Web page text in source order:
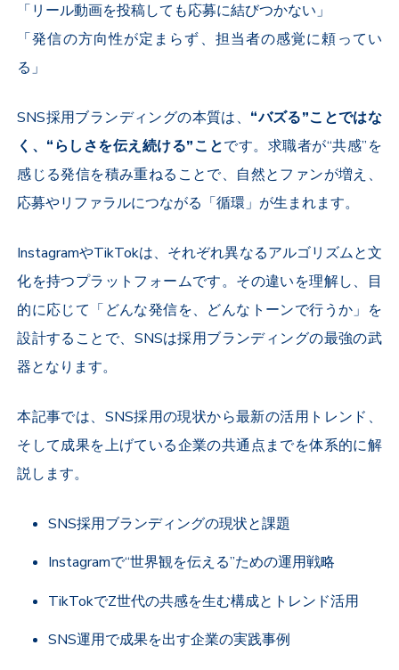
「リール動画を投稿しても応募に結びつかない」
「発信の方向性が定まらず、担当者の感覚に頼ってい
る」
SNS採用ブランディングの本質は、 “バズる”ことではな
く、“らしさを伝え続ける”ことです。求職者が“共感”を
感じる発信を積み重ねることで、自然とファンが増え、
応募やリファラルにつながる「循環」が生まれます。
InstagramやTikTokは、それぞれ異なるアルゴリズムと文
化を持つプラットフォームです。その違いを理解し、目
的に応じて「どんな発信を、どんなトーンで行うか」を
設計することで、 SNSは採用ブランディングの最強の武
器となります。
本記事では、 SNS採用の現状から最新の活用トレンド、
そして成果を上げている企業の共通点までを体系的に解
説します。
SNS採用ブランディングの現状と課題
Instagramで“世界観を伝える”ための運用戦略
TikTokでZ世代の共感を生む構成とトレンド活用
SNS運用で成果を出す企業の実践事例